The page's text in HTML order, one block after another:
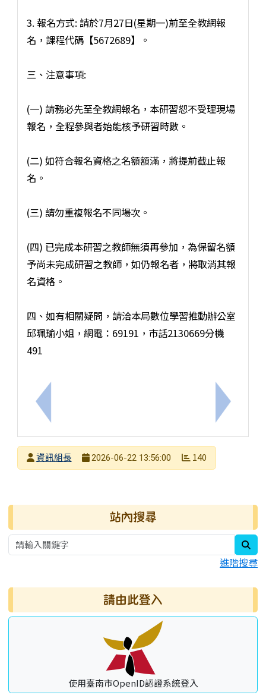
上一筆：轉知國立臺灣師範大學辦理「以速戰數決
3. 報名方式: 請於7月27日(星期一)前至全教網報
名，課程代碼【5672689】。
三、注意事項:
(一) 請務必先至全教網報名，本研習恕不受理現場
報名，全程參與者始能核予研習時數。
(二) 如符合報名資格之名額額滿，將提前截止報
名。
(三) 請勿重複報名不同場次。
(四) 已完成本研習之教師無須再參加，為保留名額
予尚未完成研習之教師，如仍報名者，將取消其報
名資格。
四、如有相關疑問，請洽本局數位學習推動辦公室
邱珮瑜小姐，網電：69191，市話2130669分機
491
下一筆：
發布者
資訊組長
2026-06-22 13:56:00 140
右邊區域內容 站內搜尋
進階搜尋
請由此登入
使用臺南市OpenID認證系統登入